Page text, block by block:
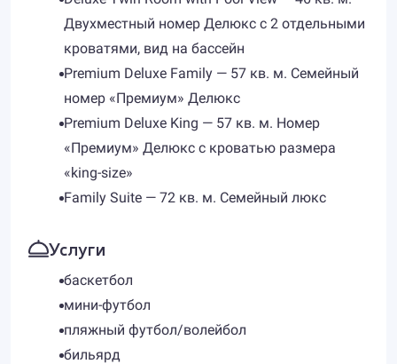
Двухместный номер Делюкс с 2 отдельными
кроватями, вид на бассейн
Premium Deluxe Family — 57 кв. м. Семейный
номер «Премиум» Делюкс
Premium Deluxe King — 57 кв. м. Номер
«Премиум» Делюкс с кроватью размера
«king-size»
Family Suite — 72 кв. м. Семейный люкс
Услуги
баскетбол
мини-футбол
пляжный футбол/волейбол
бильярд